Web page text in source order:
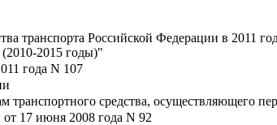
Российской Федерации в 2011
2015 годы)"
года N 107
средства, осуществляющего
17 июня 2008 года N 92